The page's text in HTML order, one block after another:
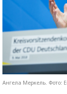
Ангела Меркель. Фото: